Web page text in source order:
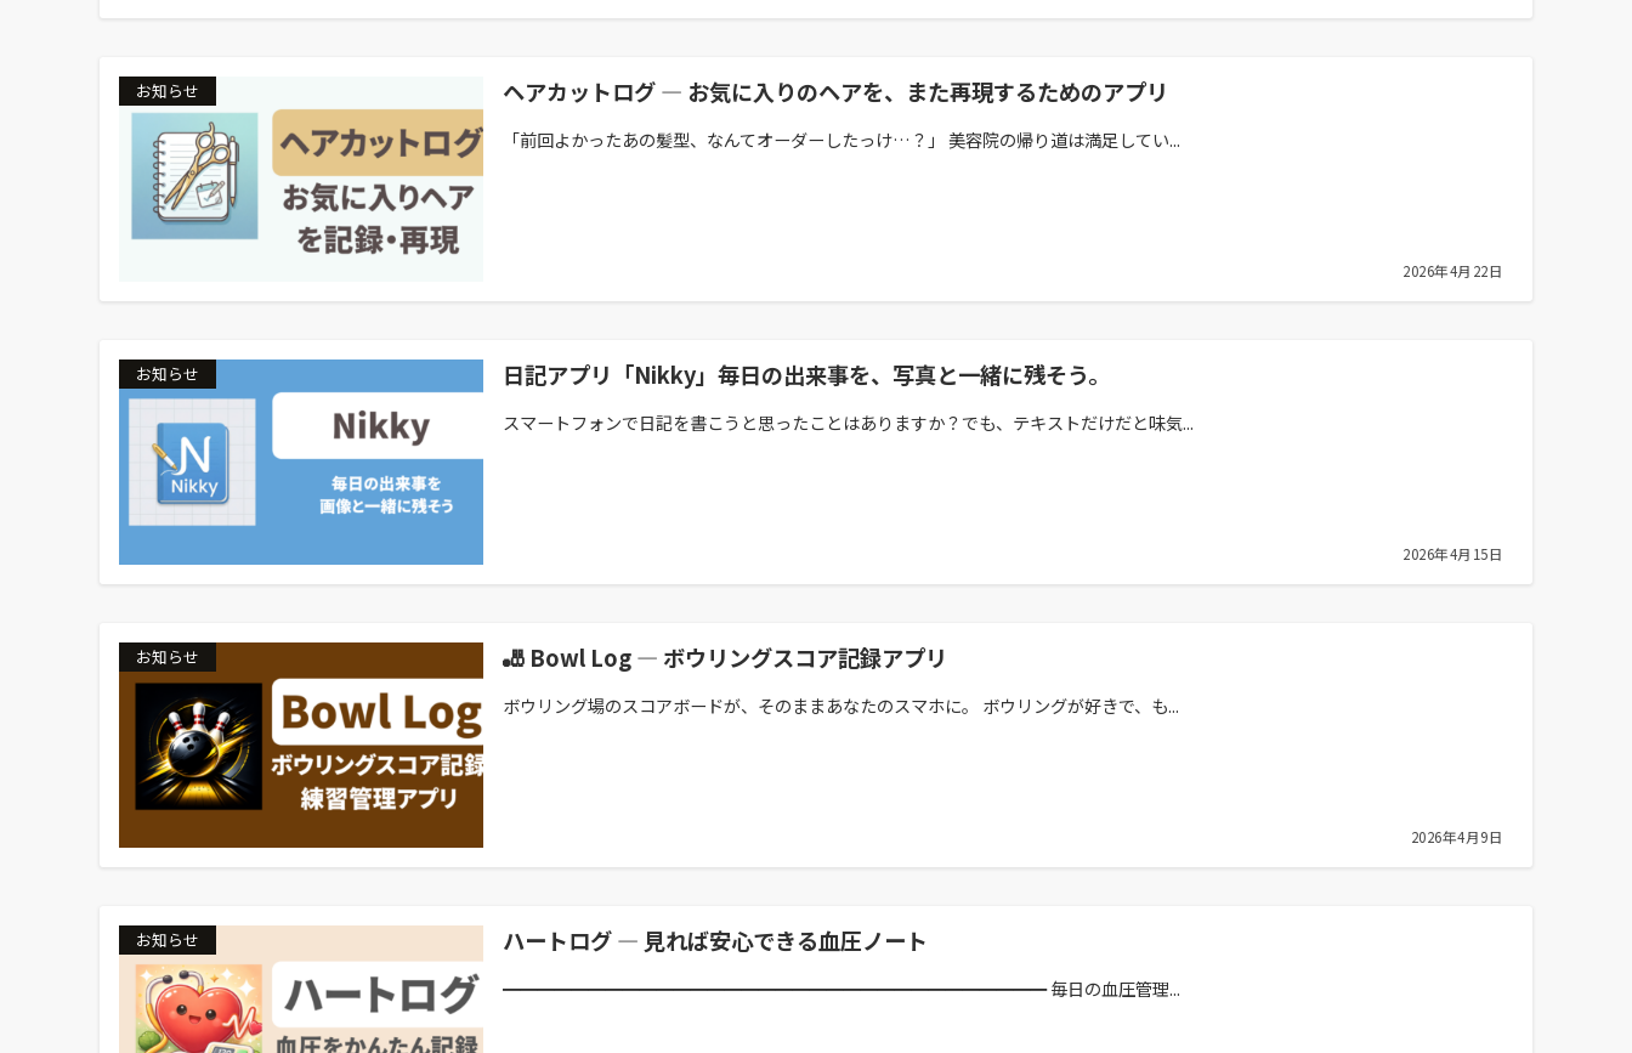
お知らせ ヘアカットログ — お気に入りのヘアを、また再現するためのアプリ
「前回よかったあの髪型、なんてオーダーしたっけ…？」 美容院の帰り道は満足してい...
2026年4月22日
お知らせ 日記アプリ「Nikky」毎日の出来事を、写真と一緒に残そう。
スマートフォンで日記を書こうと思ったことはありますか？でも、テキストだけだと味気...
2026年4月15日
お知らせ 🎳 Bowl Log — ボウリングスコア記録アプリ
ボウリング場のスコアボードが、そのままあなたのスマホに。 ボウリングが好きで、も...
2026年4月9日
お知らせ ハートログ — 見れば安心できる血圧ノート
━━━━━━━━━━━━━━━━━━━━━━━━━━━━━━━━ 毎日の血圧管理...